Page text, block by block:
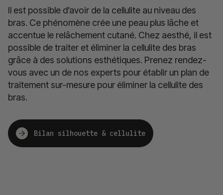
Il est possible d’avoir de la cellulite au niveau des
bras. Ce phénomène crée une peau plus lâche et
accentue le relâchement cutané. Chez aesthé, il est
possible de traiter et éliminer la cellulite des bras
grâce à des solutions esthétiques. Prenez rendez-
vous avec un de nos experts pour établir un plan de
traitement sur-mesure pour éliminer la cellulite des
bras.
Bilan silhouette & cellulite